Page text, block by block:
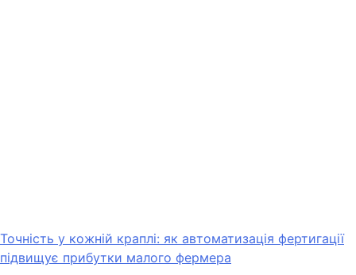
Точність у кожній краплі: як автоматизація фертигації
підвищує прибутки малого фермера